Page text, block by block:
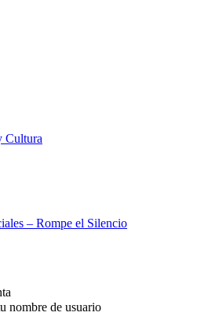
Cultura
– Rompe el Silencio
nombre de usuario